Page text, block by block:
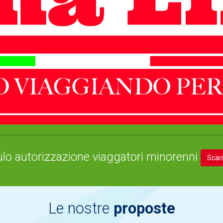
autorizzazione viaggatori minorenni
Le nostre proposte